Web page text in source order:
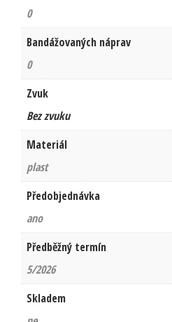
0
Bandážovaných náprav
0
Zvuk
Bez zvuku
Materiál
plast
Předobjednávka
ano
Předběžný termín
5/2026
Skladem